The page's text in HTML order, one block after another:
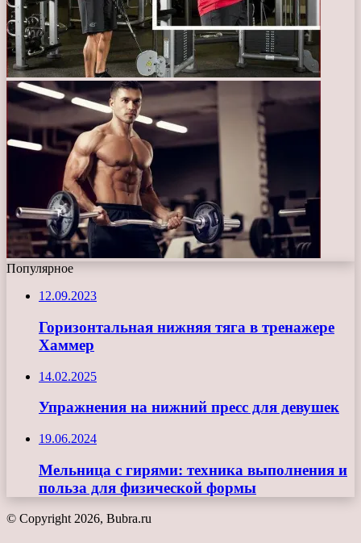
Популярное
12.09.2023
Горизонтальная нижняя тяга в тренажере
Хаммер
14.02.2025
Упражнения на нижний пресс для девушек
19.06.2024
Мельница с гирями: техника выполнения и
польза для физической формы
© Copyright 2026, Bubra.ru